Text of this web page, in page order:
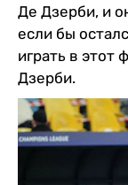
Де Дзерби, и
если бы
играть в этот
Дзерби.